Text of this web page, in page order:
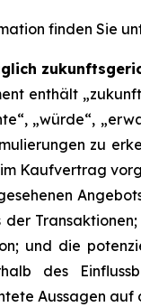
finden Sie
enthält
„würde“,
zu
Kaufvertrag
der
und die
des
Aussagen auf